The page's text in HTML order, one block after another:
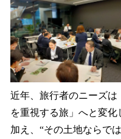
近年、旅行者のニーズ
を重視する旅」へと変
加え、“その土地ならで